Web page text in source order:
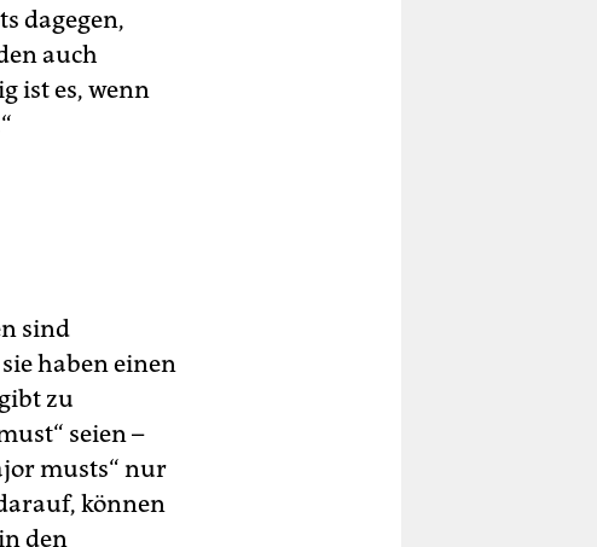
dagegen,
auch
ist es, wenn
sind
haben einen
zu
seien –
musts“ nur
können
den